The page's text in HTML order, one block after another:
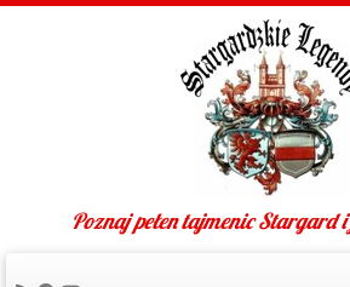
Poznaj pełen tajmenic Stargard